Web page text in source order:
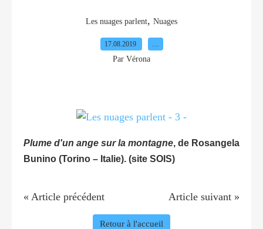
Les nuages parlent, Nuages
17.08.2019
Par Vérona
Plume d'un ange sur la montagne, de Rosangela
Bunino (Torino – Italie). (site SOIS)
« Article précédent Article suivant »
Retour à l'accueil